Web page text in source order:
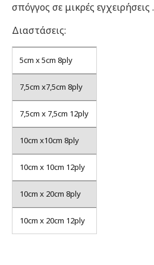
σπόγγος σε μικρές εγχειρήσεις .
Διαστάσεις:
5cm x 5cm 8ply
7,5cm x7,5cm 8ply
7,5cm x 7,5cm 12ply
10cm x10cm 8ply
10cm x 10cm 12ply
10cm x 20cm 8ply
10cm x 20cm 12ply